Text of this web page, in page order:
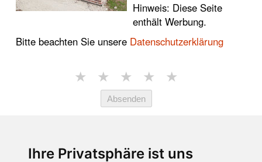
Ihre Privatsphäre ist uns
Hinweis: Diese Seite
enthält Werbung.
Bitte beachten Sie unsere Datenschutzerklärung
★ ★ ★ ★ ★
Absenden
Bewertungen)